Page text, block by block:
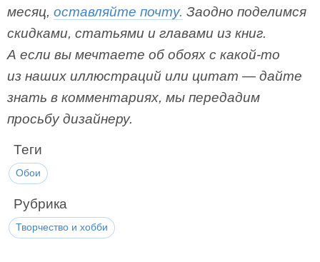
месяц, оставляйте почту. Заодно поделимся
скидками, статьями и главами из книг.
А если вы мечтаете об обоях с какой-то
из наших иллюстраций или цитат — дайте
знать в комментариях, мы передадим
просьбу дизайнеру.
Теги
Обои
Рубрика
Творчество и хобби